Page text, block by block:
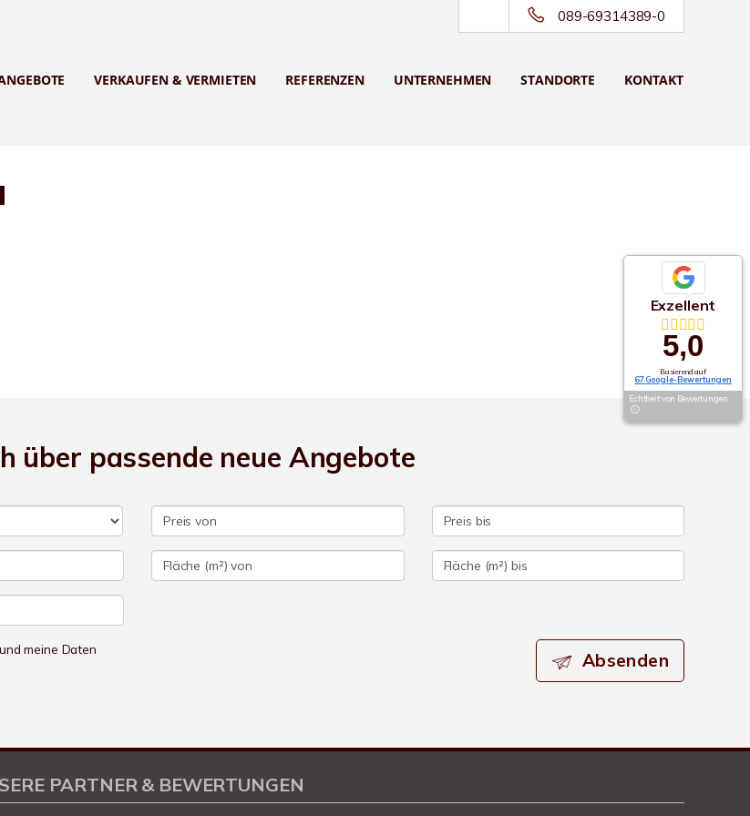
089-69314389-0
VERKAUFEN & VERMIETEN REFERENZEN UNTERNEHMEN STANDORTE KONTAKT
passende neue Angebote
meine Daten
Absenden
Exzellent
5,0
Basierend auf
67 Google-Bewertungen
Echtheit von Bewertungen
PARTNER & BEWERTUNGEN